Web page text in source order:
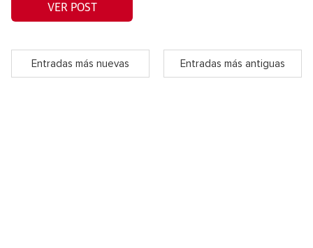
VER POST
Entradas más nuevas Entradas más antiguas